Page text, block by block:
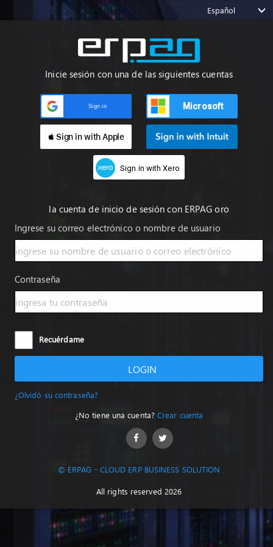
Español
Inicie sesión con una de las siguientes cuentas
Sign in Microsoft
 Sign in with Apple
Sign in with Xero
la cuenta de inicio de sesión con ERPAG oro
Ingrese su correo electrónico o nombre de usuario
Contraseña
Recuérdame
LOGIN
¿Olvidó su contraseña?
¿No tiene una cuenta?Crear cuenta
© ERPAG - CLOUD ERP BUSINESS SOLUTION
All rights reserved 2026